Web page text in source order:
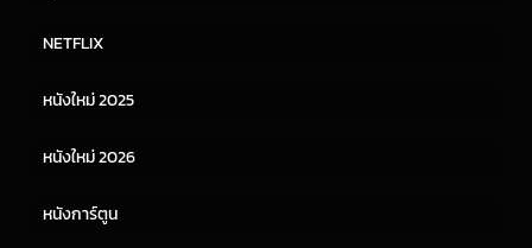
หนังจีน
NETFLIX
หนังใหม่ 2025
หนังใหม่ 2026
หนังการ์ตูน